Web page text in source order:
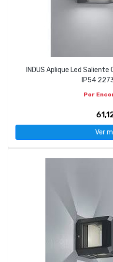
INDUS Aplique Led
IP54
Por
Ver